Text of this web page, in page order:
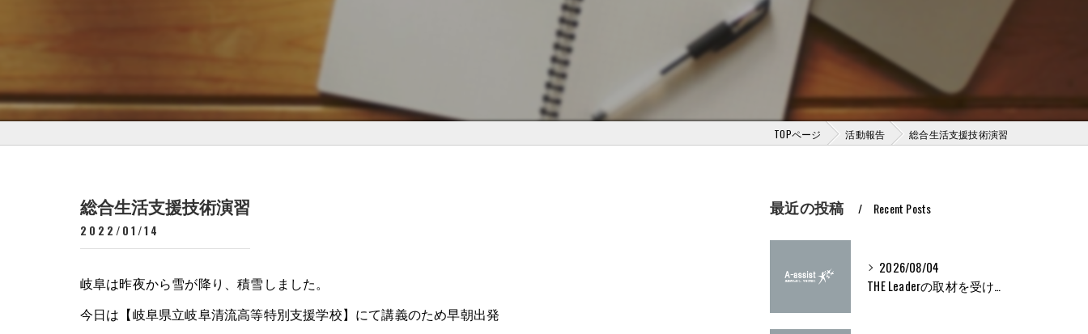
TOPページ 活動報告 総合生活支援技術演習
総合生活支援技術演習
2022/01/14
岐阜は昨夜から雪が降り、積雪しました。
今日は【岐阜県立岐阜清流高等特別支援学校】にて講義のため早朝出発
最近の投稿 Recent Posts
2026/08/04
THE Leaderの取材を受けました